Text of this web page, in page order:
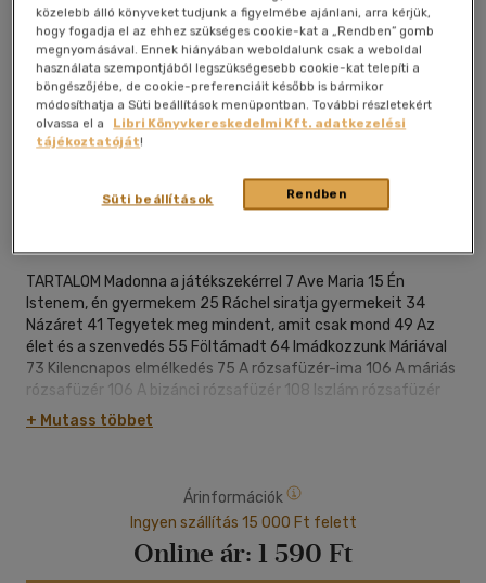
Kívánságlistához adom Megosztom
|112 oldal
TARTALOM Madonna a játékszekérrel 7 Ave Maria 15 Én
Istenem, én gyermekem 25 Ráchel siratja gyermekeit 34
Názáret 41 Tegyetek meg mindent, amit csak mond 49 Az
élet és a szenvedés 55 Föltámadt 64 Imádkozzunk Máriával
73 Kilencnapos elmélkedés 75 A rózsafüzér-ima 106 A máriás
rózsafüzér 106 A bizánci rózsafüzér 108 Iszlám rózsafüzér
109
+ Mutass többet
Árinformációk
Ingyen szállítás 15 000 Ft felett
Online ár: 1 590 Ft
közelebb álló könyveket tudjunk a figyelmébe ajánlani, arra kérjük,
hogy fogadja el az ehhez szükséges cookie-kat a „Rendben” gomb
megnyomásával. Ennek hiányában weboldalunk csak a weboldal
használata szempontjából legszükségesebb cookie-kat telepíti a
böngészőjébe, de cookie-preferenciáit később is bármikor
módosíthatja a Süti beállítások menüpontban. További részletekért
olvassa el a
Libri Könyvkereskedelmi Kft. adatkezelési
tájékoztatóját!
Rendben
Süti beállítások